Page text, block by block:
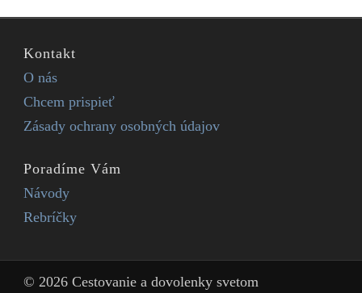
Kontakt
O nás
Chcem prispieť
Zásady ochrany osobných údajov
Poradíme Vám
Návody
Rebríčky
© 2026 Cestovanie a dovolenky svetom